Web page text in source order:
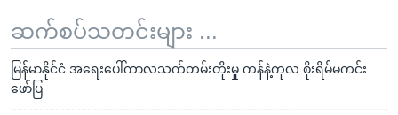
ဆက်စပ်သတင်းများ ...
မြန်မာနိုင်ငံ အရေးပေါ်ကာလသက်တမ်းတိုးမှု ကန်နဲ့ကုလ စိုးရိမ်မကင်း
ဖော်ပြ